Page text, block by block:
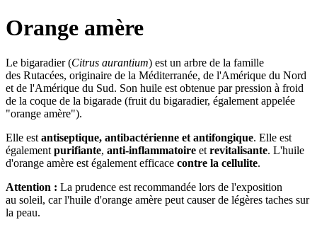
Orange amère
Le bigaradier (Citrus aurantium) est un arbre de la famille
des Rutacées, originaire de la Méditerranée, de l'Amérique du Nord
et de l'Amérique du Sud. Son huile est obtenue par pression à froid
de la coque de la bigarade (fruit du bigaradier, également appelée
"orange amère").
Elle est antiseptique, antibactérienne et antifongique. Elle est
également purifiante, anti-inflammatoire et revitalisante. L'huile
d'orange amère est également efficace contre la cellulite.
Attention : La prudence est recommandée lors de l'exposition
au soleil, car l'huile d'orange amère peut causer de légères taches sur
la peau.